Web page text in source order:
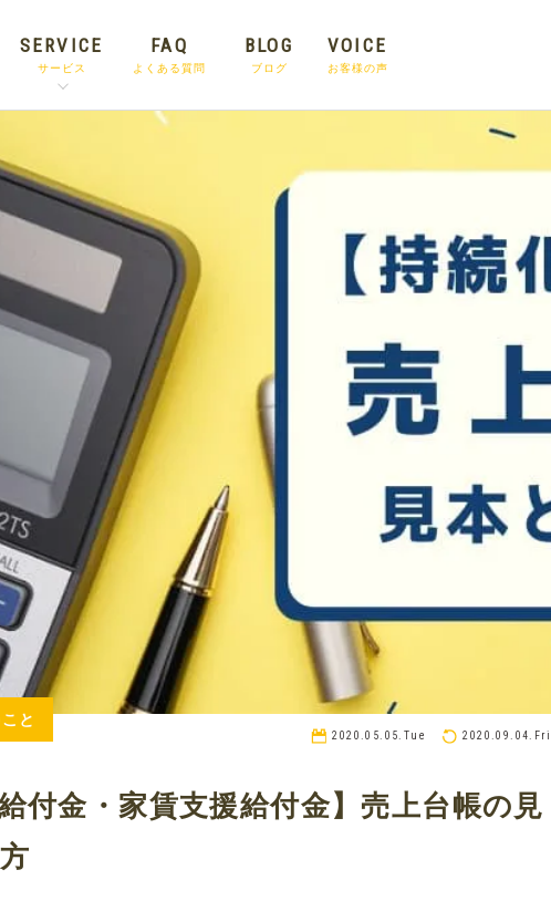
SERVICE
サービス
FAQ
よくある質問
BLOG
ブログ
VOICE
お客様の声
と
2020.05.05.Tue 2020.09.04.Fri
給付金・家賃支援給付金】売上台帳の見